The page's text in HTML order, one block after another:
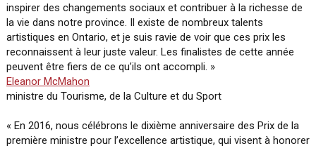
inspirer des changements sociaux et contribuer à la richesse de
la vie dans notre province. Il existe de nombreux talents
artistiques en Ontario, et je suis ravie de voir que ces prix les
reconnaissent à leur juste valeur. Les finalistes de cette année
peuvent être fiers de ce qu’ils ont accompli. »
Eleanor McMahon
ministre du Tourisme, de la Culture et du Sport
« En 2016, nous célébrons le dixième anniversaire des Prix de la
première ministre pour l’excellence artistique, qui visent à honorer